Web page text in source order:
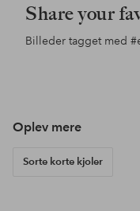
Share your
Billeder tagget med
Oplev mere
Sorte korte kjoler